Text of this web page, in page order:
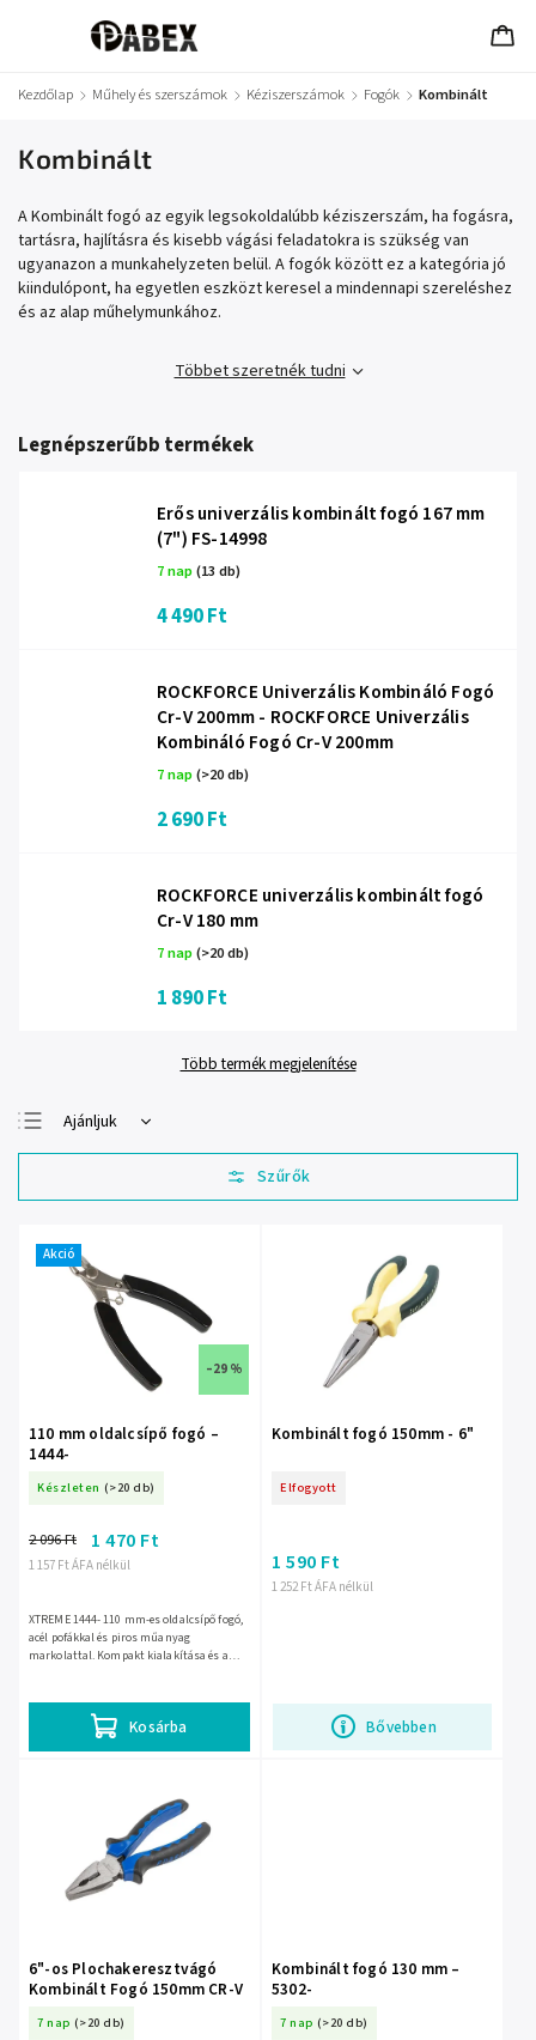
Kezdőlap / Műhely és szerszámok / Kéziszerszámok / Fogók / Kombinált
Kombinált
A Kombinált fogó az egyik legsokoldalúbb kéziszerszám, ha fogásra,
tartásra, hajlításra és kisebb vágási feladatokra is szükség van
ugyanazon a munkahelyzeten belül. A fogók között ez a kategória jó
kiindulópont, ha egyetlen eszközt keresel a mindennapi szereléshez
és az alap műhelymunkához.
Többet szeretnék tudni
Legnépszerűbb termékek
Erős univerzális kombinált fogó 167 mm
(7") FS-14998
7 nap(13 db)
4 490 Ft
ROCKFORCE Univerzális Kombináló Fogó
Cr-V 200mm - ROCKFORCE Univerzális
Kombináló Fogó Cr-V 200mm
7 nap(>20 db)
2 690 Ft
ROCKFORCE univerzális kombinált fogó
Cr-V 180 mm
7 nap(>20 db)
1 890 Ft
Több termék megjelenítése
Ajánljuk
Legolcsóbb elöl
Legdrágább
termékek
ABC szerint
Akció
–29 %
110 mm oldalcsípő fogó –
1444-
Készleten (>20 db)
1 157 Ft ÁFA nélkül
2 096 Ft 1 470 Ft
Kosárba
XTREME 1444- 110 mm-es oldalcsípő fogó,
acél pofákkal és piros műanyag
markolattal. Kompakt kialakítása és a
Kombinált fogó 150mm - 6"
Elfogyott
1 252 Ft ÁFA nélkül
1 590 Ft
Bővebben
6"-os Plochakeresztvágó
Kombinált Fogó 150mm CR-V
7 nap (>20 db)
Kombinált fogó 130 mm –
5302-
7 nap (>20 db)